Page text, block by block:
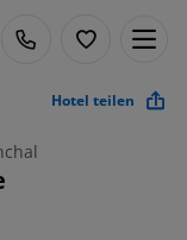
Hotel teilen